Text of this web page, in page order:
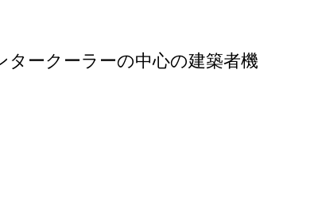
ークーラーの中心の建築者機